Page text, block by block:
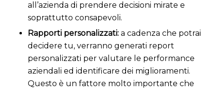
all’azienda di prendere decisioni mirate e
soprattutto consapevoli.
Rapporti personalizzati:a cadenza che potrai
decidere tu, verranno generati report
personalizzati per valutare le performance
aziendali ed identificare dei miglioramenti.
Questo è un fattore molto importante che